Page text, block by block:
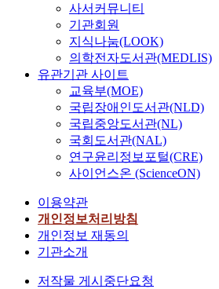
사서커뮤니티
기관회원
지식나눔(LOOK)
의학전자도서관(MEDLIS)
유관기관 사이트
교육부(MOE)
국립장애인도서관(NLD)
국립중앙도서관(NL)
국회도서관(NAL)
연구윤리정보포털(CRE)
사이언스온 (ScienceON)
이용약관
개인정보처리방침
개인정보 재동의
기관소개
저작물 게시중단요청